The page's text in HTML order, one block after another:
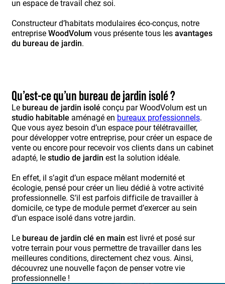
un espace de travail chez soi.
Constructeur d’habitats modulaires éco-conçus, notre
entrepriseWoodVolum vous présente tous lesavantages
du bureau de jardin.
Qu’est-ce qu’un bureau de jardin isolé ?
Le bureau de jardin isolé conçu par WoodVolum est un
studio habitable aménagé en bureaux professionnels.
Que vous ayez besoin d’un espace pour télétravailler,
pour développer votre entreprise, pour créer un espace de
vente ou encore pour recevoir vos clients dans un cabinet
adapté, lestudio de jardin est la solution idéale.
En effet, il s’agit d’un espace mêlant modernité et
écologie, pensé pour créer un lieu dédié à votre activité
professionnelle. S’il est parfois difficile de travailler à
domicile, ce type de module permet d’exercer au sein
d’un espace isolé dans votre jardin.
Le bureau de jardin clé en main est livré et posé sur
votre terrain pour vous permettre de travailler dans les
meilleures conditions, directement chez vous. Ainsi,
découvrez une nouvelle façon de penser votre vie
professionnelle !